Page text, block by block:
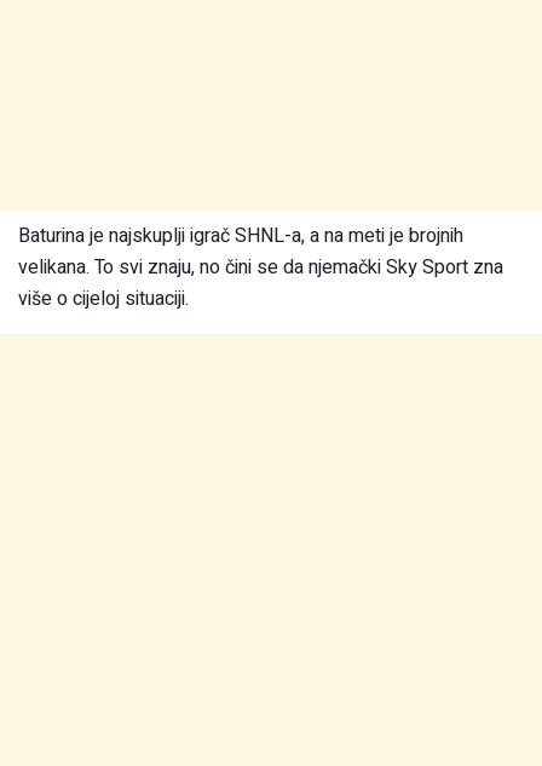
Baturina je najskuplji igrač SHNL-a, a na meti je brojnih
velikana. To svi znaju, no čini se da njemački Sky Sport zna
više o cijeloj situaciji.